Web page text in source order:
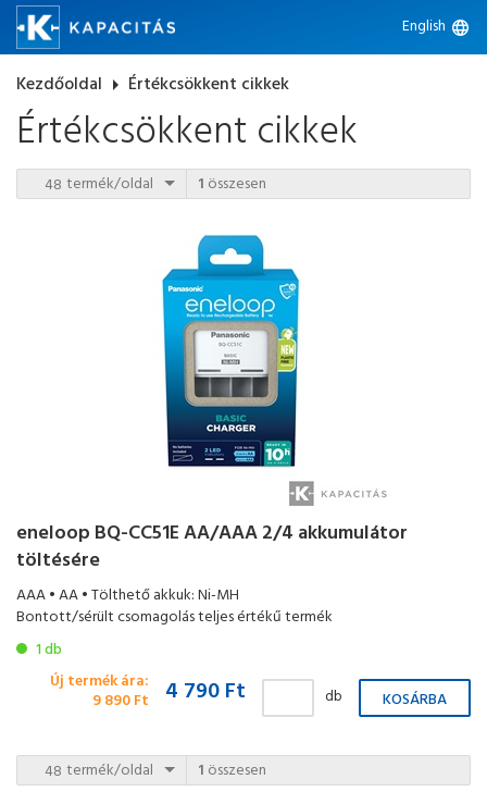
English language
Kezdőoldal arrow_right Értékcsökkent cikkek
Értékcsökkent cikkek
termék/oldal 1 összesen
eneloop BQ-CC51E AA/AAA 2/4 akkumulátor
töltésére
AAA • AA • Tölthető akkuk: Ni-MH
Bontott/sérült csomagolás teljes értékű termék
1 db
Új termék ára:
9 890 Ft 4 790 Ft db
termék/oldal 1 összesen